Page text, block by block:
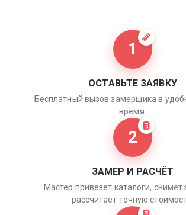
1
ОСТАВЬТЕ ЗАЯВКУ
Бесплатный вызов замерщика в
время.
2
ЗАМЕР И РАСЧЁТ
Мастер привезёт каталоги,
рассчитает точную